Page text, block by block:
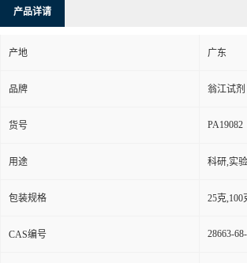
产品详请
产地 广东
品牌 翁江试剂
货号 PA19082
用途 科研,实
包装规格 25克,100
CAS编号 28663-